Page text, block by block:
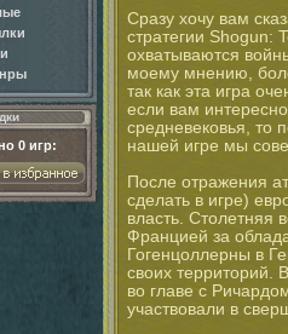
0 игр:
Сразу хочу вам
стратегии Shogun:
охватываются
моему мнению,
так как эта игра
если вам
средневековья, то
нашей игре мы
После отражения
сделать в игре)
власть. Столетняя
Францией за
Гогенцоллерны в
своих территорий.
во главе с
участвовали в